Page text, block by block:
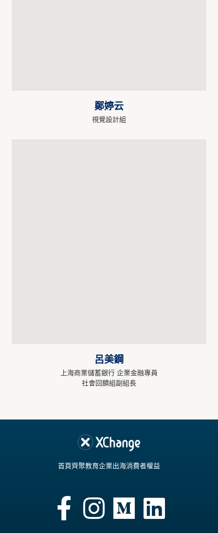
鄭婷云
視覺設計組
呂美鋼
上海商業儲蓄銀行 企業金融專員
社會回饋組副組長
首頁齊聚教育企業出海消費者權益